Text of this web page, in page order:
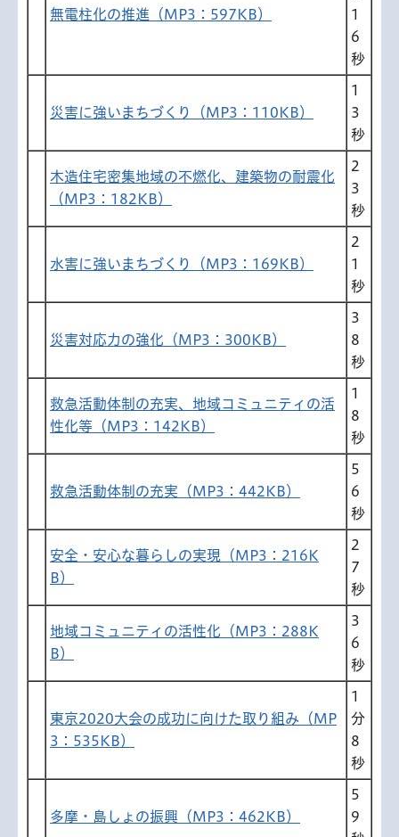
無電柱化の推進（MP3：597KB）
1
6
秒
災害に強いまちづくり（MP3：110KB）
1
3
秒
木造住宅密集地域の不燃化、建築物の耐震化
（MP3：182KB）
2
3
秒
水害に強いまちづくり（MP3：169KB）
2
1
秒
災害対応力の強化（MP3：300KB）
3
8
秒
救急活動体制の充実、地域コミュニティの活
性化等（MP3：142KB）
1
8
秒
救急活動体制の充実（MP3：442KB）
5
6
秒
安全・安心な暮らしの実現（MP3：216K
B）
2
7
秒
地域コミュニティの活性化（MP3：288K
B）
3
6
秒
東京2020大会の成功に向けた取り組み（MP
3：535KB）
1
分
8
秒
多摩・島しょの振興（MP3：462KB）
5
9